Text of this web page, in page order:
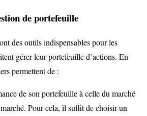
de portefeuille
des outils indispensables pour les
gérer leur portefeuille d’actions. En
permettent de :
de son portefeuille à celle du marché
Pour cela, il suffit de choisir un